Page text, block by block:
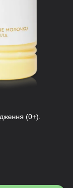
(0+).